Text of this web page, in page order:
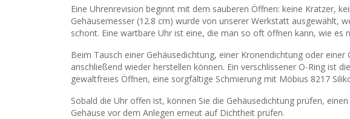
Eine Uhrenrevision beginnt mit dem sauberen Öffnen: keine Kratzer,
Gehäusemesser (12.8 cm) wurde von unserer Werkstatt ausgewählt,
schont. Eine wartbare Uhr ist eine, die man so oft öffnen kann, wie es
Beim Tausch einer Gehäusedichtung, einer Kronendichtung oder
anschließend wieder herstellen können. Ein verschlissener O-Ring ist
gewaltfreies Öffnen, eine sorgfältige Schmierung mit Möbius 8217
Sobald die Uhr offen ist, können Sie die Gehäusedichtung prüfen,
Gehäuse vor dem Anlegen erneut auf Dichtheit prüfen.